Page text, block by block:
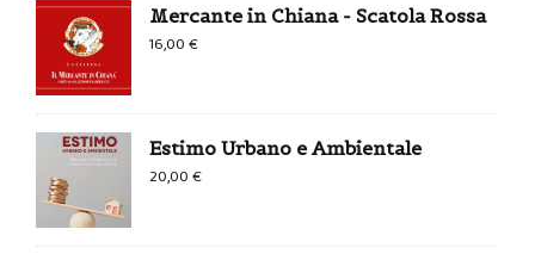
Mercante in Chiana - Scatola Rossa
16,00€
Estimo Urbano e Ambientale
20,00€